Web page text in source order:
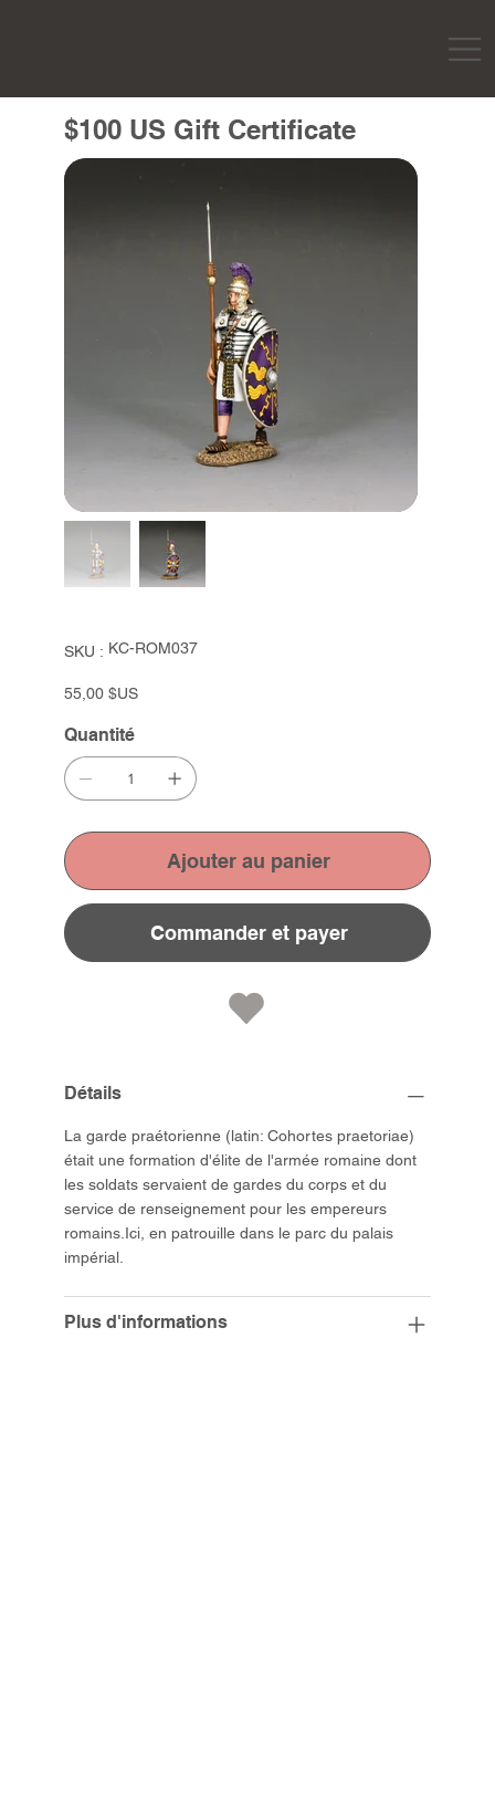
$100 US Gift Certificate
SKU : SKU
KC-
KC-ROM037
Prix
55,00 $US
Quantité
Ajouter au panier
Commander et payer
Détails
La garde praétorienne (latin: Cohortes praetoriae)
était une formation d'élite de l'armée romaine dont
les soldats servaient de gardes du corps et du
service de renseignement pour les empereurs
romains.Ici, en patrouille dans le parc du palais
impérial.
Plus d'informations